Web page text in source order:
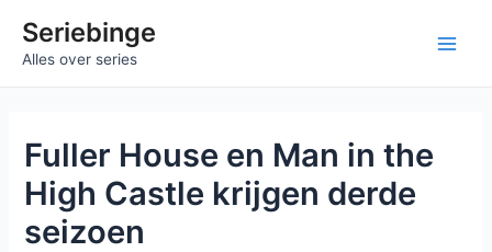
naarSeriebinge
Alles over series
Fuller House en Man in the
High Castle krijgen derde
seizoen